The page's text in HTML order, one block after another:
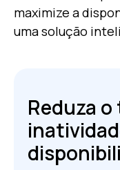
maximize a
uma solução
Reduza